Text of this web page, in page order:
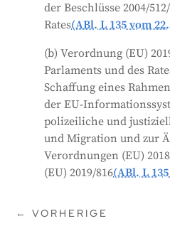
der Beschlüsse 2004/
Rates(ABl. L 135 vom
(b) Verordnung (EU)
Parlaments und des
Schaffung eines
der EU-
polizeiliche und
und Migration und zur
Verordnungen (EU)
(EU) 2019/816(ABl. L
←VORHERIGE